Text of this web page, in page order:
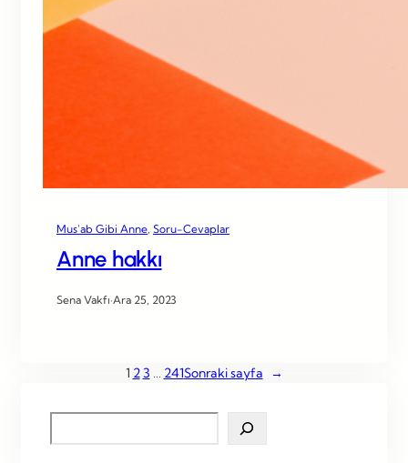
Mus’ab Gibi Anne Soru-Cevaplar
Anne hakkı
Sena Vakfı·Ara 25, 2023
1 23 … 241Sonraki sayfa →
e